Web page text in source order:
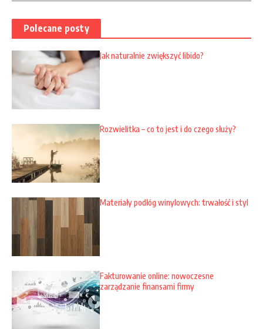
Polecane posty
Jak naturalnie zwiększyć libido?
Rozwielitka – co to jest i do czego służy?
Materiały podłóg winylowych: trwałość i styl
Fakturowanie online: nowoczesne
zarządzanie finansami firmy